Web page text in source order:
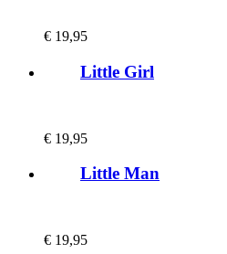
€ 19,95
Little Girl
€ 19,95
Little Man
€ 19,95